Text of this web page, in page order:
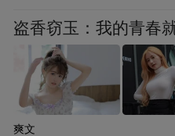
盗香窃玉：我的青春
爽文